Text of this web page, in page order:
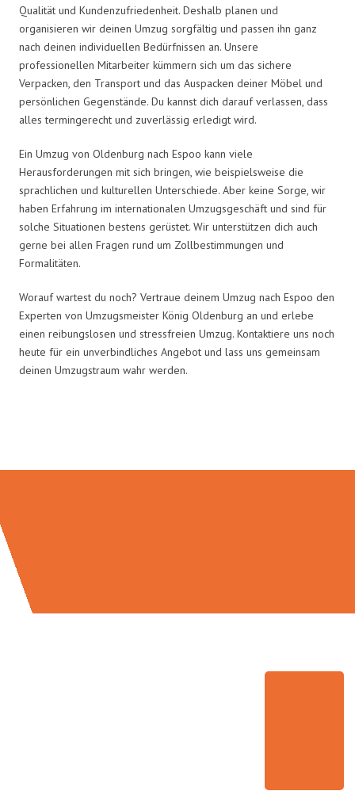
Qualität und Kundenzufriedenheit. Deshalb planen und
organisieren wir deinen Umzug sorgfältig und passen ihn ganz
nach deinen individuellen Bedürfnissen an. Unsere
professionellen Mitarbeiter kümmern sich um das sichere
Verpacken, den Transport und das Auspacken deiner Möbel und
persönlichen Gegenstände. Du kannst dich darauf verlassen, dass
alles termingerecht und zuverlässig erledigt wird.
Ein Umzug von Oldenburg nach Espoo kann viele
Herausforderungen mit sich bringen, wie beispielsweise die
sprachlichen und kulturellen Unterschiede. Aber keine Sorge, wir
haben Erfahrung im internationalen Umzugsgeschäft und sind für
solche Situationen bestens gerüstet. Wir unterstützen dich auch
gerne bei allen Fragen rund um Zollbestimmungen und
Formalitäten.
Worauf wartest du noch? Vertraue deinem Umzug nach Espoo den
Experten von Umzugsmeister König Oldenburg an und erlebe
einen reibungslosen und stressfreien Umzug. Kontaktiere uns noch
heute für ein unverbindliches Angebot und lass uns gemeinsam
deinen Umzugstraum wahr werden.